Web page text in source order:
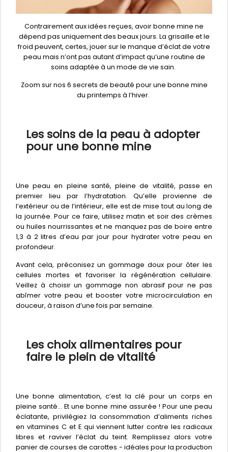
Contrairement aux idées reçues, avoir bonne mine ne
dépend pas uniquement des beaux jours. La grisaille et le
froid peuvent, certes, jouer sur le manque d’éclat de votre
peau mais n’ont pas autant d’impact qu’une routine de
soins adaptée à un mode de vie sain.
Zoom sur nos 6 secrets de beauté pour une bonne mine
du printemps à l’hiver.
Les soins de la peau à adopter
pour une bonne mine
Une peau en pleine santé, pleine de vitalité, passe en
premier lieu par l’hydratation. Qu’elle provienne de
l’extérieur ou de l’intérieur, elle est de mise tout au long de
la journée. Pour ce faire, utilisez matin et soir des crèmes
ou huiles nourrissantes et ne manquez pas de boire entre
1,3 à 2 litres d’eau par jour pour hydrater votre peau en
profondeur.
Avant cela, préconisez un gommage doux pour ôter les
cellules mortes et favoriser la régénération cellulaire.
Veillez à choisir un gommage non abrasif pour ne pas
abîmer votre peau et booster votre microcirculation en
douceur, à raison d’une fois par semaine.
Les choix alimentaires pour
faire le plein de vitalité
Une bonne alimentation, c’est la clé pour un corps en
pleine santé… Et une bonne mine assurée ! Pour une peau
éclatante, privilégiez la consommation d’aliments riches
en vitamines C et E qui viennent lutter contre les radicaux
libres et raviver l’éclat du teint. Remplissez alors votre
panier de courses de carottes - idéales pour la production